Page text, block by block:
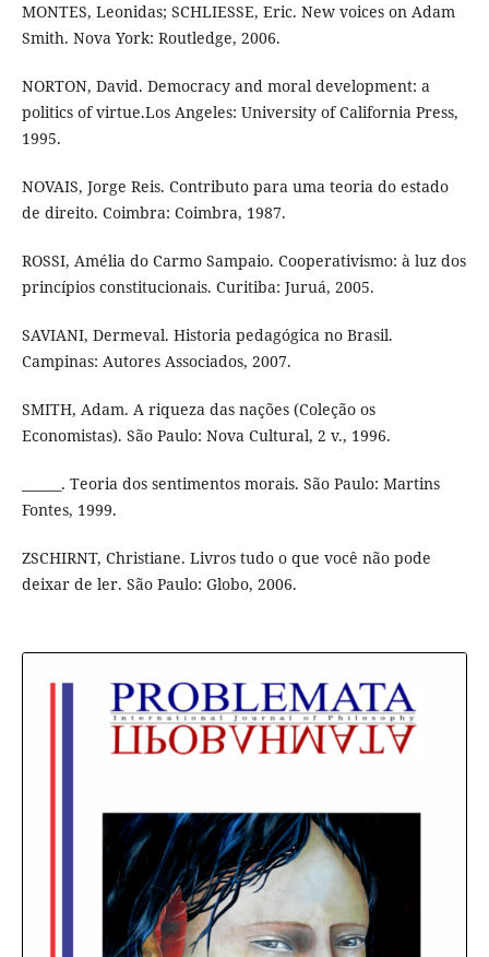
MONTES, Leonidas; SCHLIESSE, Eric. New voices on Adam
Smith. Nova York: Routledge, 2006.
NORTON, David. Democracy and moral development: a
politics of virtue.Los Angeles: University of California Press,
1995.
NOVAIS, Jorge Reis. Contributo para uma teoria do estado
de direito. Coimbra: Coimbra, 1987.
ROSSI, Amélia do Carmo Sampaio. Cooperativismo: à luz dos
princípios constitucionais. Curitiba: Juruá, 2005.
SAVIANI, Dermeval. Historia pedagógica no Brasil.
Campinas: Autores Associados, 2007.
SMITH, Adam. A riqueza das nações (Coleção os
Economistas). São Paulo: Nova Cultural, 2 v., 1996.
______. Teoria dos sentimentos morais. São Paulo: Martins
Fontes, 1999.
ZSCHIRNT, Christiane. Livros tudo o que você não pode
deixar de ler. São Paulo: Globo, 2006.